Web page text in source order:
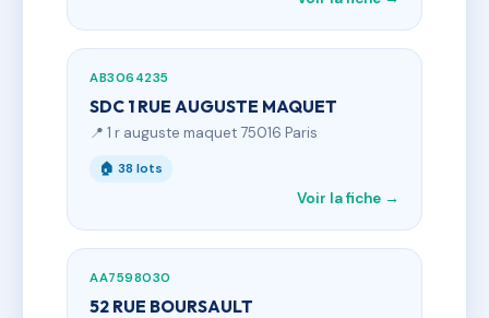
AB3064235
SDC 1 RUE AUGUSTE MAQUET
📍 1 r auguste maquet 75016 Paris
🏠 38 lots
Voir la fiche →
AA7598030
52 RUE BOURSAULT